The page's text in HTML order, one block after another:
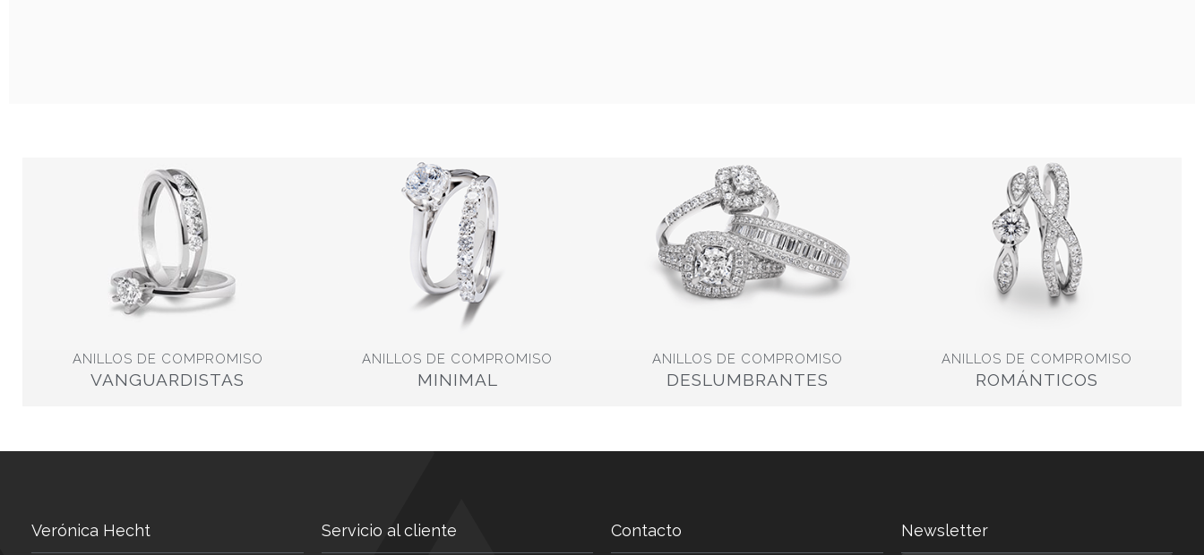
ANILLOS DE COMPROMISO
VANGUARDISTAS
ANILLOS DE COMPROMISO
MINIMAL
ANILLOS DE COMPROMISO
DESLUMBRANTES
ANILLOS DE COMPROMISO
ROMÁNTICOS
Verónica Hecht Servicio al cliente Contacto Newsletter